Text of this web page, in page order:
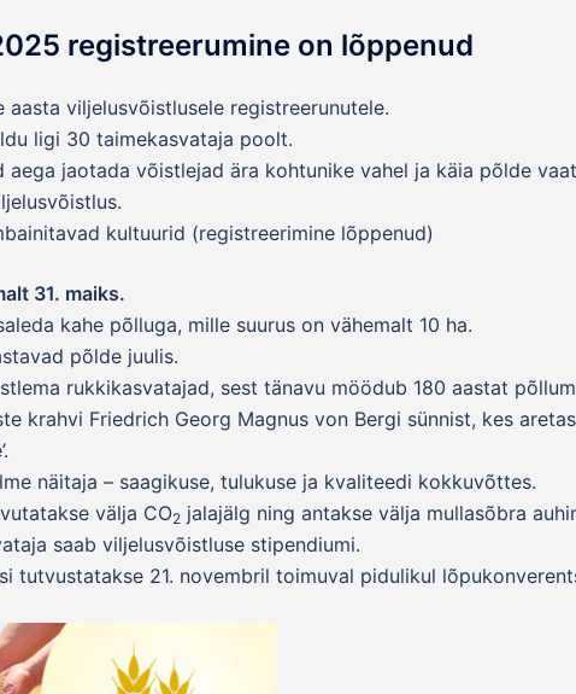
registreerumine on lõppenud
aasta viljelusvõistlusele registreerunutele.
ligi 30 taimekasvataja poolt.
aega jaotada võistlejad ära kohtunike vahel ja käia põlde
kultuurid (registreerimine lõppenud)
31. maiks.
kahe põlluga, mille suurus on vähemalt 10 ha.
põlde juulis.
rukkikasvatajad, sest tänavu möödub 180 aastat
krahvi Friedrich Georg Magnus von Bergi sünnist, kes
näitaja – saagikuse, tulukuse ja kvaliteedi kokkuvõttes.
välja CO2 jalajälg ning antakse välja mullasõbra
saab viljelusvõistluse stipendiumi.
tutvustatakse 21. novembril toimuval pidulikul